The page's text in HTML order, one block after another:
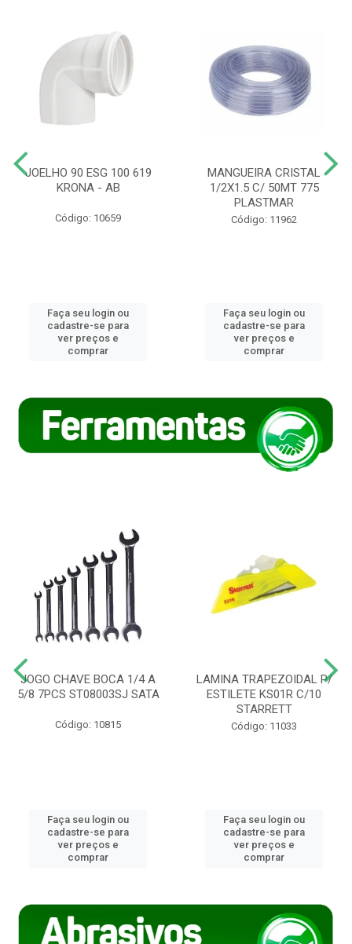
JOELHO 90 ESG 100 619
KRONA - AB
Código: 10659
Faça seu login ou
cadastre-se para
ver preços e
comprar
MANGUEIRA CRISTAL
1/2X1.5 C/ 50MT 775
PLASTMAR
Código: 11962
Faça seu login ou
cadastre-se para
ver preços e
comprar
JOGO CHAVE BOCA 1/4 A
5/8 7PCS ST08003SJ SATA
Código: 10815
Faça seu login ou
cadastre-se para
ver preços e
comprar
LAMINA TRAPEZOIDAL P/
ESTILETE KS01R C/10
STARRETT
Código: 11033
Faça seu login ou
cadastre-se para
ver preços e
comprar